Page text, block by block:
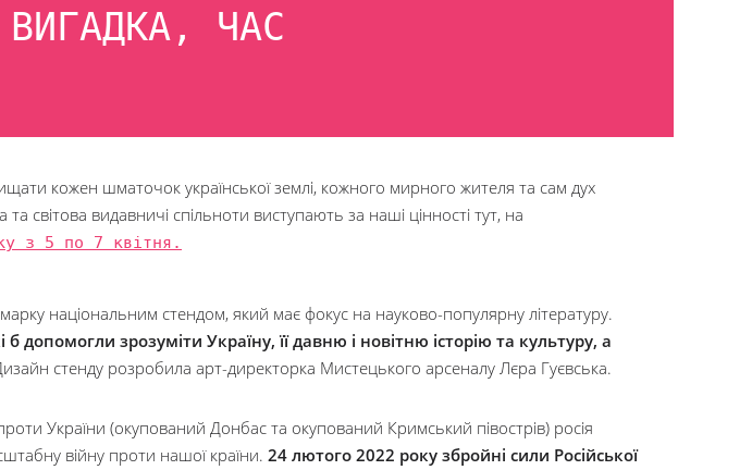
ЧАС
кожен шматочок української землі, кожного мирного жителя та сам дух
та світова видавничі спільноти виступають за наші цінності тут, на
з 5 по 7 квітня.
національним стендом, який має фокус на науково-популярну літературу.
допомогли зрозуміти Україну, її давню і новітню історію та культуру, а
стенду розробила арт-директорка Мистецького арсеналу Лєра Гуєвська.
проти України (окупований Донбас та окупований Кримський півострів) росія
війну проти нашої країни. 24 лютого 2022 року збройні сили Російської